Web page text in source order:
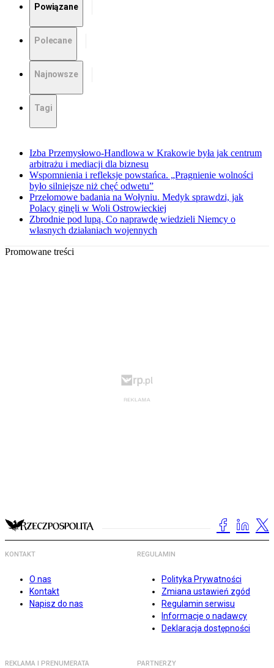
Powiązane
Polecane
Najnowsze
Tagi
Izba Przemysłowo-Handlowa w Krakowie była jak centrum
arbitrażu i mediacji dla biznesu
Wspomnienia i refleksje powstańca. „Pragnienie wolności
było silniejsze niż chęć odwetu”
Przełomowe badania na Wołyniu. Medyk sprawdzi, jak
Polacy ginęli w Woli Ostrowieckiej
Zbrodnie pod lupą. Co naprawdę wiedzieli Niemcy o
własnych działaniach wojennych
Promowane treści
KONTAKT
O nas
Kontakt
Napisz do nas
REGULAMIN
Polityka Prywatności
Zmiana ustawień zgód
Regulamin serwisu
Informacje o nadawcy
Deklaracja dostępności
REKLAMA I PRENUMERATA PARTNERZY